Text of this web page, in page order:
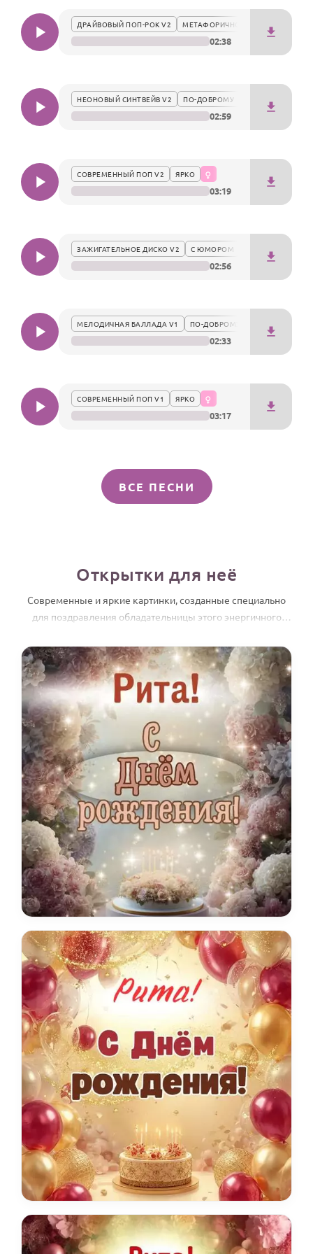
энергетику именинницы.
ДРАЙВОВЫЙ ПОП-РОК V2 МЕТАФОРИЧНО
02:38
НЕОНОВЫЙ СИНТВЕЙВ V2 ПО-ДОБРОМУ
02:59
СОВРЕМЕННЫЙ ПОП V2 ЯРКО
03:19
ЗАЖИГАТЕЛЬНОЕ ДИСКО V2 С ЮМОРОМ
02:56
МЕЛОДИЧНАЯ БАЛЛАДА V1 ПО-ДОБРОМУ
02:33
СОВРЕМЕННЫЙ ПОП V1 ЯРКО
03:17
ВСЕ ПЕСНИ
Открытки для неё
Современные и яркие картинки, созданные специально
для поздравления обладательницы этого энергичного